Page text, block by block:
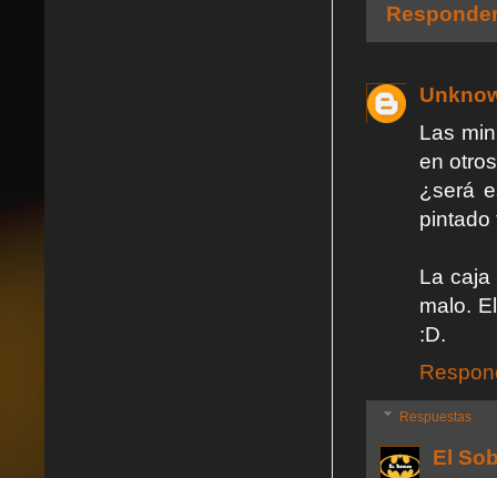
Las
en
¿será
pintado
La caja
malo.
:D.
Respuestas
El